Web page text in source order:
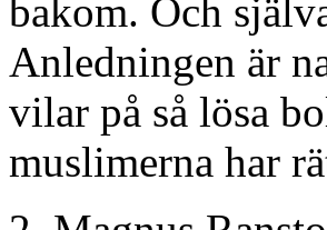
bakom. Och
Anledningen är
vilar på så lösa
muslimerna har